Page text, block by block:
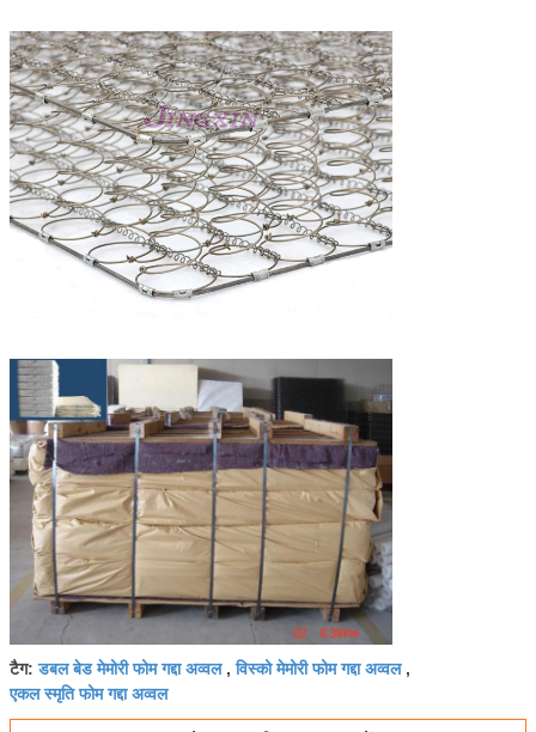
टैग:डबल बेड मेमोरी फोम गद्दा अव्वल,विस्को मेमोरी फोम गद्दा अव्वल,
एकल स्मृति फोम गद्दा अव्वल